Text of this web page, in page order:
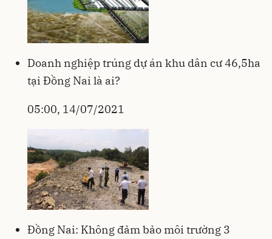
Doanh nghiệp trúng dự án khu dân cư 46,5ha
tại Đồng Nai là ai?
05:00, 14/07/2021
Đồng Nai: Không đảm bảo môi trường 3